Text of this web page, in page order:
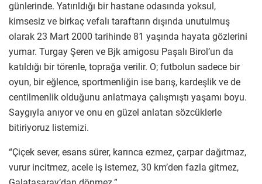
günlerinde. Yatırıldığı bir hastane odasında yoksul,
kimsesiz ve birkaç vefalı taraftarın dışında unutulmuş
olarak 23 Mart 2000 tarihinde 81 yaşında hayata gözlerini
yumar. Turgay Şeren ve Bjk amigosu Paşalı Birol’un da
katıldığı bir törenle, toprağa verilir. O; futbolun sadece bir
oyun, bir eğlence, sportmenliğin ise barış, kardeşlik ve de
centilmenlik olduğunu anlatmaya çalışmıştı yaşamı boyu.
Saygıyla anıyor ve onu en güzel anlatan sözcüklerle
bitiriyoruz listemizi.
“Çiçek sever, esans sürer, karınca ezmez, çarpar dağıtmaz,
vurur incitmez, acele iş istemez, 30 km’den fazla gitmez,